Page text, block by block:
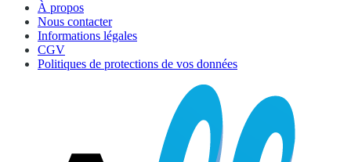
À propos
Nous contacter
Informations légales
CGV
Politiques de protections de vos données